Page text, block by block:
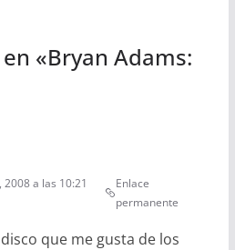
«Bryan Adams:
a las 10:21
Enlace
permanente
que me gusta de los